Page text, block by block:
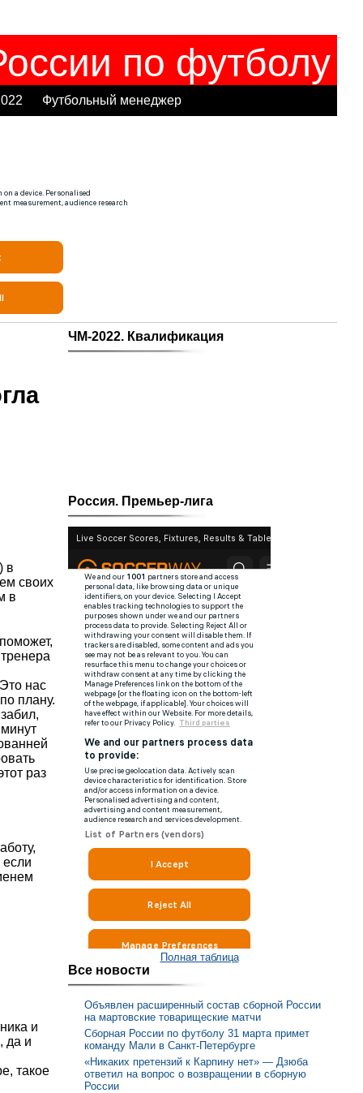
по футболу
Футбольный менеджер
в
своих
в
нас
плану.
раз
и
да и
такое
ЧМ-2022. Квалификация
Россия. Премьер-лига
Полная таблица
Все новости
Объявлен расширенный состав сборной России
на мартовские товарищеские матчи
Сборная России по футболу 31 марта примет
команду Мали в Санкт-Петербурге
«Никаких претензий к Карпину нет» — Дзюба
ответил на вопрос о возвращении в сборную
России